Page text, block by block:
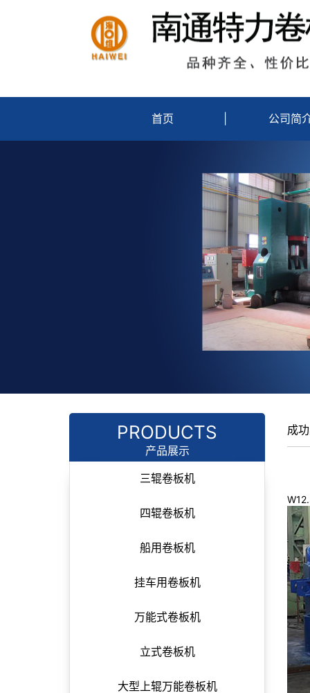
首页 公司简
PRODUCTS
产品展示
三辊卷板机
四辊卷板机
船用卷板机
挂车用卷板机
万能式卷板机
立式卷板机
大型上辊万能卷板机
成